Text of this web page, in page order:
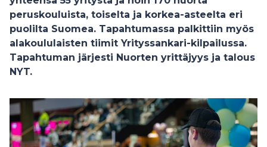
peruskouluista, toiselta ja korkea-asteelta eri
puolilta Suomea. Tapahtumassa palkittiin myös
alakoululaisten tiimit Yrityssankari-kilpailussa.
Tapahtuman järjesti Nuorten yrittäjyys ja talous
NYT.